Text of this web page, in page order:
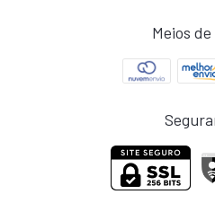
Meios